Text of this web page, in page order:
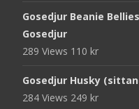
Gosedjur Beanie
Gosedjur
289 Views 110 kr
Gosedjur Husky
284 Views 249 kr